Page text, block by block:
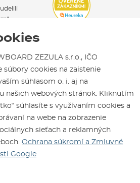
pre Vás od roku 1996
s.r.o.
ZEZULA s.r.o., IČO
súbory cookies na zaistenie
súhlasom o. i. aj na
našich webových stránok. Kliknutím
súhlasíte s využívaním cookies a
na webe na zobrazenie
sieťach a reklamných
Ochrana súkromí a Zmluvné
Google